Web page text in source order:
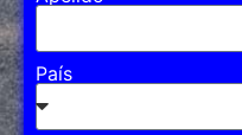
País